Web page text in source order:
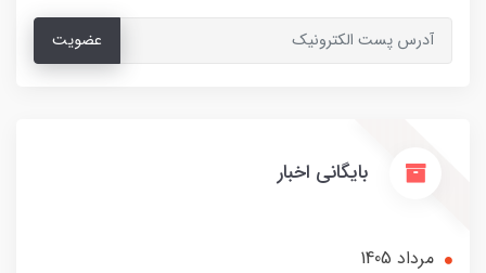
عضویت
بایگانی اخبار
مرداد 1405